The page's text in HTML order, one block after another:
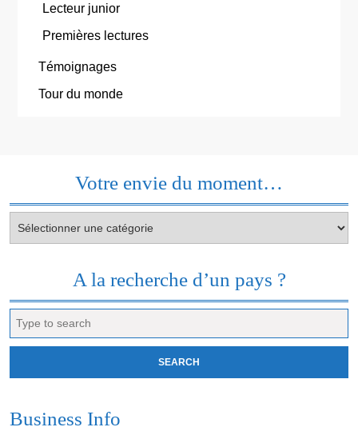
Lecteur junior
Premières lectures
Témoignages
Tour du monde
Votre envie du moment…
envie
A la recherche d’un pays ?
for:
Business Info